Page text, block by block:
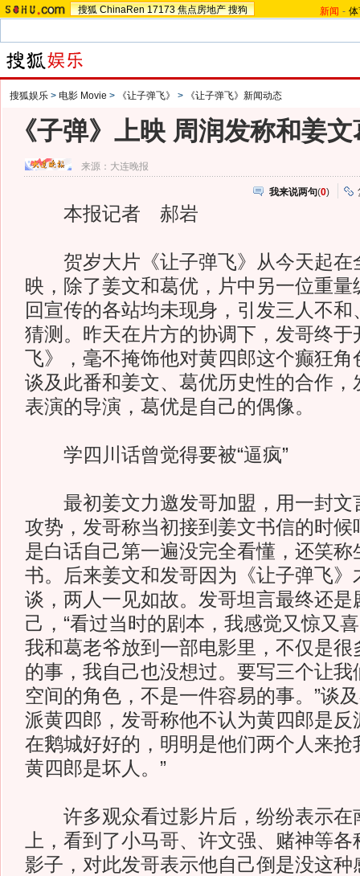
搜狐 ChinaRen 17173 焦点房地产 搜狗 新闻 -
搜狐娱乐 > 电影 Movie > 《让子弹飞》 > 《让子弹飞》新闻动态
《子弹》上映 周润发称和姜
来源： 大连晚报
我来说两句(0)
本报记者 郝岩
贺岁大片《让子弹飞》从今天起在
映，除了姜文和葛优，片中另一位重量
回宣传的各站均未现身，引发三人不
猜测。昨天在片方的协调下，发哥终于
飞》，毫不掩饰他对黄四郎这个癫狂角
谈及此番和姜文、葛优历史性的合作，
表演的导演，葛优是自己的偶像。
学四川话曾觉得要被“逼疯”
最初姜文力邀发哥加盟，用一封文
攻势，发哥称当初接到姜文书信的时候
是白话自己第一遍没完全看懂，还笑称
书。后来姜文和发哥因为《让子弹飞》
谈，两人一见如故。发哥坦言最终还是
己，“看过当时的剧本，我感觉又惊又
我和葛老爷放到一部电影里，不仅是很
的事，我自己也没想过。要写三个让我
空间的角色，不是一件容易的事。”谈
派黄四郎，发哥称他不认为黄四郎是反
在鹅城好好的，明明是他们两个人来抢
黄四郎是坏人。”
许多观众看过影片后，纷纷表示在
上，看到了小马哥、许文强、赌神等
影子，对此发哥表示他自己倒是没这种